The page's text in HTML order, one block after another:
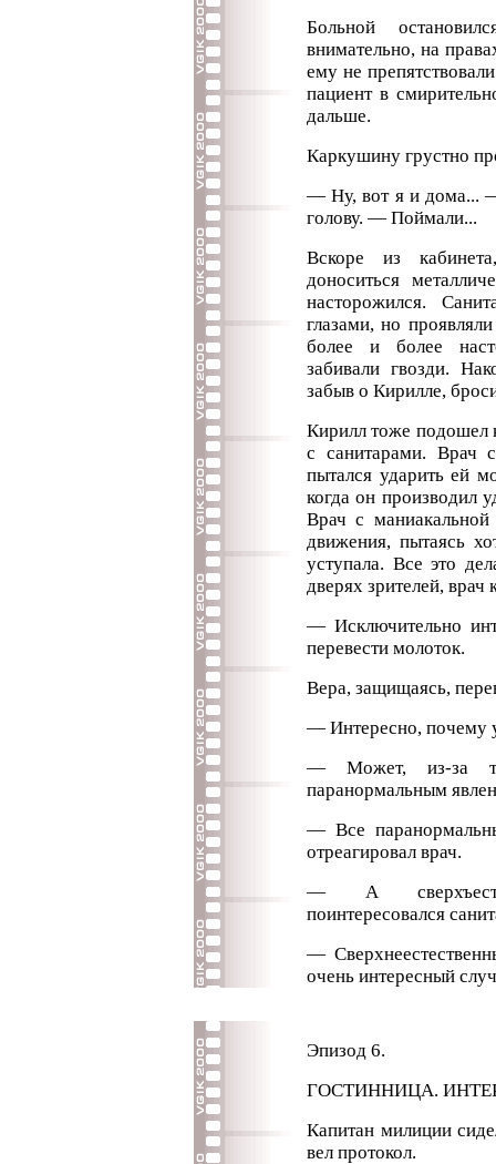
Больной
внимательно, на
ему не
пациент в
дальше.
Каркушину грустно
— Ну, вот я и дома...
голову. — Поймали...
Вскоре из
доноситься
насторожился.
глазами, но
более и более
забивали гвозди.
забыв о Кирилле,
Кирилл тоже подошел
с санитарами. Врач
пытался ударить ей
когда он производил
Врач с
движения, пытаясь
уступала. Все это
дверях зрителей, врач
— Исключительно
перевести молоток.
Вера, защищаясь,
— Интересно, почему
— Может, из-за
паранормальным
— Все
отреагировал врач.
— А
поинтересовался
—
очень интересный
Эпизод 6.
ГОСТИННИЦА.
Капитан милиции
вел протокол.